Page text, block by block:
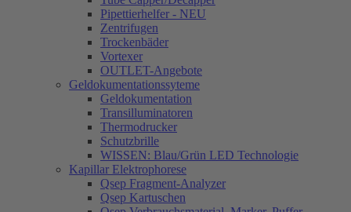
Pipettierhelfer - NEU
Zentrifugen
Trockenbäder
Vortexer
OUTLET-Angebote
Geldokumentationssyteme
Geldokumentation
Transilluminatoren
Thermodrucker
Schutzbrille
WISSEN: Blau/Grün LED Technologie
Kapillar Elektrophorese
Qsep Fragment-Analyzer
Qsep Kartuschen